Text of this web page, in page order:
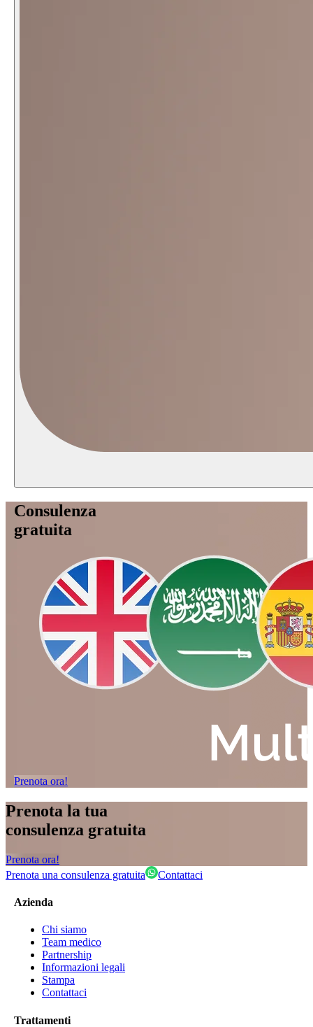
Consulenza
gratuita
Prenota ora!
Prenota la tua
consulenza gratuita
Prenota ora!
Prenota una consulenza gratuita
Contattaci
Azienda
Chi siamo
Team medico
Partnership
Informazioni legali
Stampa
Contattaci
Trattamenti